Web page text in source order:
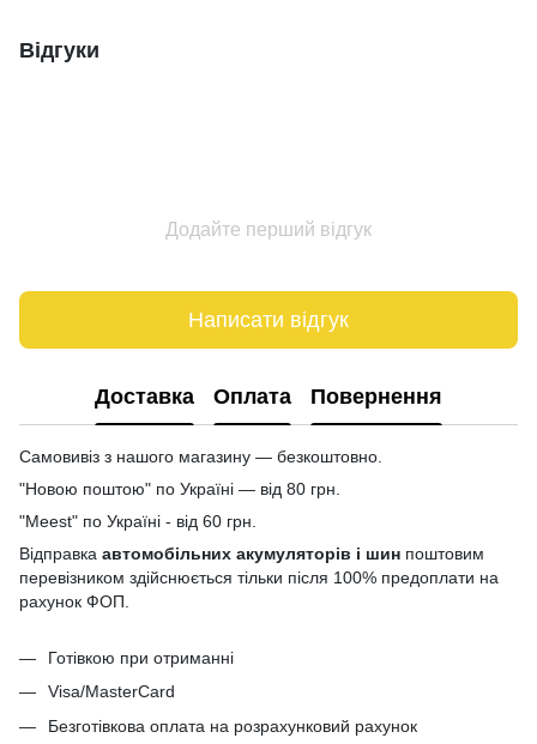
Відгуки
Додайте перший відгук
Написати відгук
Доставка Оплата Повернення
Самовивіз з нашого магазину — безкоштовно.
"Новою поштою" по Україні — від 80 грн.
"Meest" по Україні - від 60 грн.
Відправка автомобільних акумуляторів і шин поштовим
перевізником здійснюється тільки після 100% предоплати на
рахунок ФОП.
Готівкою при отриманні
Visa/MasterCard
Безготівкова оплата на розрахунковий рахунок